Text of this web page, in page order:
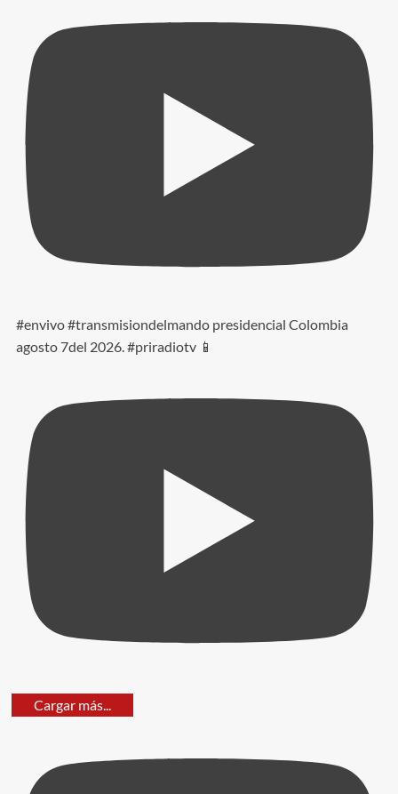
#envivo #transmisiondelmando presidencial Colombia
agosto 7del 2026. #priradiotv 📱
Cargar más...